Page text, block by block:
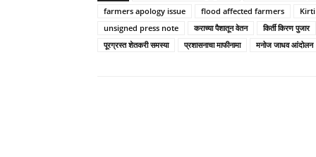
farmers apology issue
flood affected farmers
unsigned press note
कराच्या पैशातून वेतन
किर्ती किरण पुजार
पूरग्रस्त शेतकरी समस्या
प्रशासनाचा माफीनामा मनोज जाधव आंदोलन